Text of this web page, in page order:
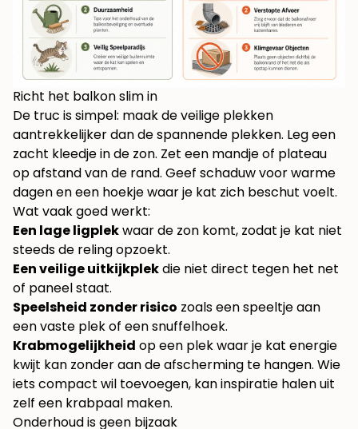
Richt het balkon slim in
De truc is simpel: maak de veilige plekken
aantrekkelijker dan de spannende plekken. Leg een
zacht kleedje in de zon. Zet een mandje of plateau
op afstand van de rand. Geef schaduw voor warme
dagen en een hoekje waar je kat zich beschut voelt.
Wat vaak goed werkt:
Een lage ligplekwaar de zon komt, zodat je kat niet
steeds de reling opzoekt.
Een veilige uitkijkplekdie niet direct tegen het net
of paneel staat.
Speelsheid zonder risico zoals een speeltje aan
een vaste plek of een snuffelhoek.
Krabmogelijkheid op een plek waar je kat energie
kwijt kan zonder aan de afscherming te hangen. Wie
iets compact wil toevoegen, kan inspiratie halen uit
zelf een krabpaal maken.
Onderhoud is geen bijzaak